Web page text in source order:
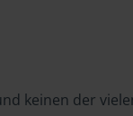
keinen der